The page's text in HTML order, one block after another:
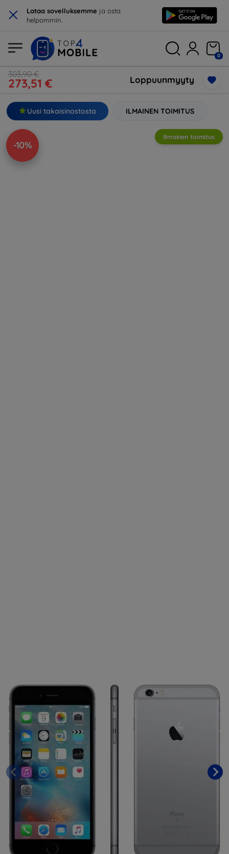
× Lataa sovelluksemme ja osta
helpommin.
0
303,90 €
273,51 € Loppuunmyyty
Uusi takaisinostosta ILMAINEN TOIMITUS
-10%
Ilmainen toimitus